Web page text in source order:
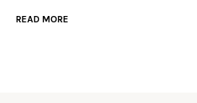
READ MORE